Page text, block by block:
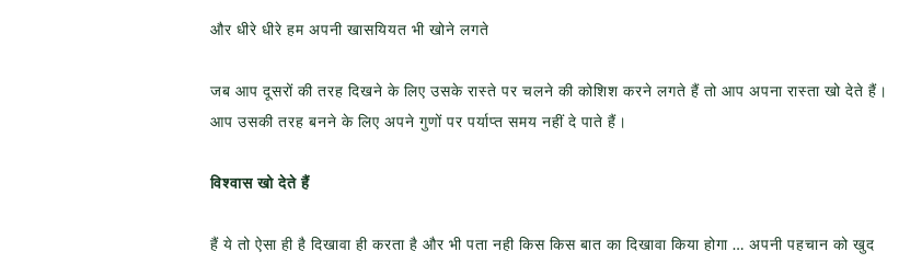
और धीरे धीरे हम अपनी खासयियत भी खोने लगते
जब आप दूसरों की तरह दिखने के लिए उसके रास्ते पर चलने की कोशिश करने लगते हैं तो आप अपना रास्ता खो देते हैं।
आप उसकी तरह बनने के लिए अपने गुणों पर पर्याप्त समय नहीं दे पाते हैं।
विश्वास खो देते हैं
हैं ये तो ऐसा ही है दिखावा ही करता है और भी पता नही किस किस बात का दिखावा किया होगा … अपनी पहचान को खुद